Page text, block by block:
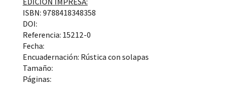
ISBN: 9788418348358
DOI:
Referencia: 15212-0
Fecha:
Encuadernación: Rústica con solapas
Tamaño:
Páginas: